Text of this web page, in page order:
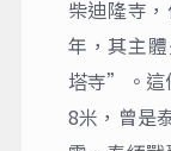
塔佩門
作為清邁
古城的標
紅色的城